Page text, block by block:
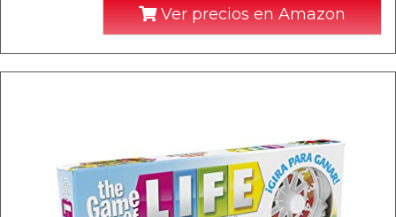
Ver precios en Amazon